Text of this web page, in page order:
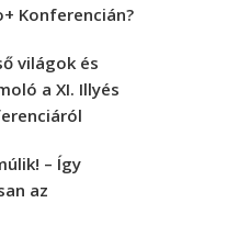
Konferencián?
világok és
a XI. Illyés
– Így
az